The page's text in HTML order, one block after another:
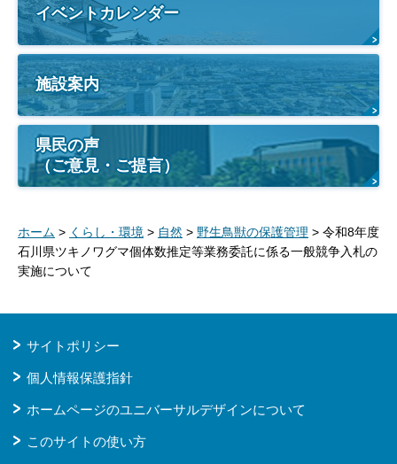
イベントカレンダー
施設案内
県民の声
（ご意見・ご提言）
ホーム > くらし・環境 > 自然 > 野生鳥獣の保護管理 > 令和8年度
石川県ツキノワグマ個体数推定等業務委託に係る一般競争入札の
実施について
サイトポリシー
個人情報保護指針
ホームページのユニバーサルデザインについて
このサイトの使い方